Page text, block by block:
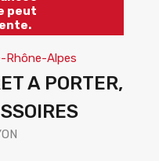
peut
Rhône-Alpes
A PORTER,